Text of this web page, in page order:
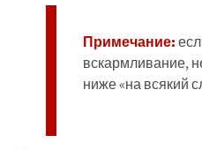
Примечание:
вскармливание,
ниже «на всякий